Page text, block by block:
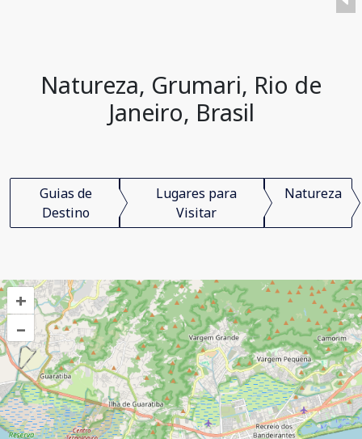
Natureza, Grumari, Rio de
Janeiro, Brasil
Guias de
Destino
Lugares para
Visitar
Natureza
+
–